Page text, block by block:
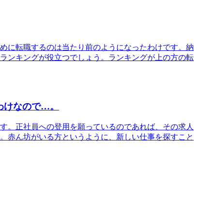
に転職するのは当たり前のようになったわけです。納
ンキングが役立つでしょう。ランキングが上の方の転
けなので…。
。正社員への登用を願っているのであれば、その求人
赤ん坊がいる方というように、新しい仕事を探すこと